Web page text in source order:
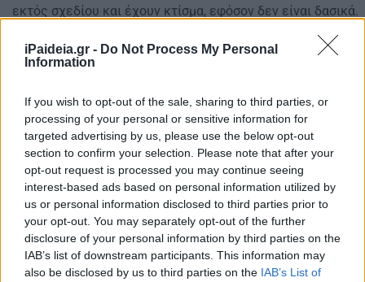
iPaideia.gr - Do Not Process My Personal
Information
If you wish to opt-out of the sale, sharing to third parties, or
processing of your personal or sensitive information for
targeted advertising by us, please use the below opt-out
section to confirm your selection. Please note that after your
opt-out request is processed you may continue seeing
interest-based ads based on personal information utilized by
us or personal information disclosed to third parties prior to
your opt-out. You may separately opt-out of the further
disclosure of your personal information by third parties on the
IAB’s list of downstream participants. This information may
also be disclosed by us to third parties on the IAB’s List of
εκτός σχεδίου και έχουν κτίσμα, εφόσον δεν είναι δασικά.